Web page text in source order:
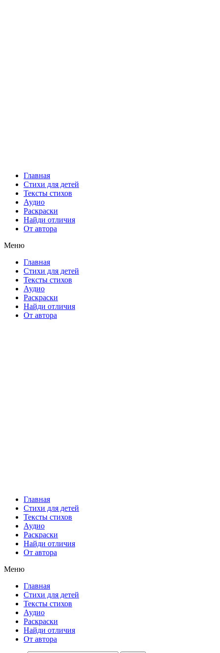
Главная
Стихи для детей
Тексты стихов
Аудио
Раскраски
Найди отличия
От автора
Меню
Главная
Стихи для детей
Тексты стихов
Аудио
Раскраски
Найди отличия
От автора
Главная
Стихи для детей
Тексты стихов
Аудио
Раскраски
Найди отличия
От автора
Меню
Главная
Стихи для детей
Тексты стихов
Аудио
Раскраски
Найди отличия
От автора